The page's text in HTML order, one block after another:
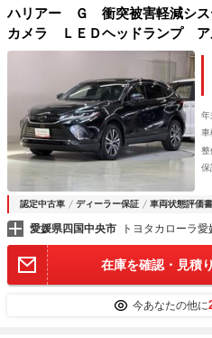
ハリアー Ｇ 衝突被害軽減シ
カメラ ＬＥＤヘッドランプ
マートキー オートクルーズコ
装置 電動シート キーレス 横
年
車
整
保
認定中古車 ディーラー保証 車両状態評価書
愛媛県四国中央市 トヨタカローラ
在庫を確認・見積
今あなたの他に